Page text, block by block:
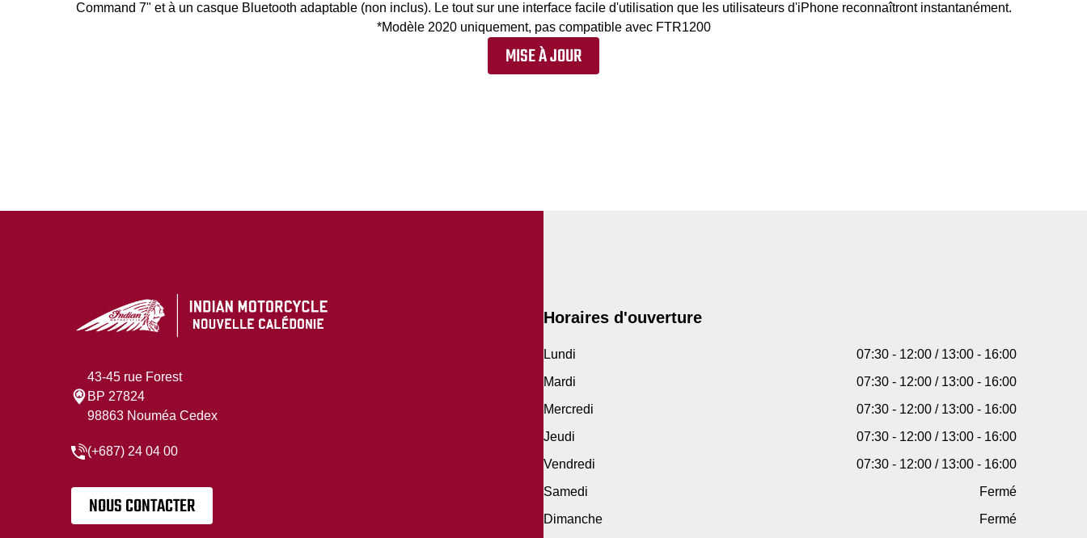
Command 7" et à un casque Bluetooth adaptable (non inclus). Le tout sur une interface facile d'utilisation que les utilisateurs d'iPhone reconnaîtront instantanément.
*Modèle 2020 uniquement, pas compatible avec FTR1200
MISE À JOUR
43-45 rue Forest
BP 27824
98863 Nouméa Cedex
(+687) 24 04 00
NOUS CONTACTER
Horaires d'ouverture
Lundi
07:30 - 12:00 / 13:00 - 16:00
Mardi
07:30 - 12:00 / 13:00 - 16:00
Mercredi
07:30 - 12:00 / 13:00 - 16:00
Jeudi
07:30 - 12:00 / 13:00 - 16:00
Vendredi
07:30 - 12:00 / 13:00 - 16:00
Samedi
Fermé
Dimanche
Fermé